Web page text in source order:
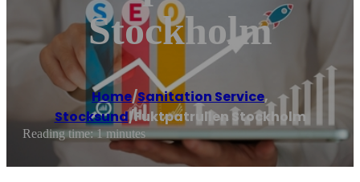
Stockholm
Home/Sanitation Service,
Stocksund/Fuktpatrullen Stockholm
Reading time: 1 minutes